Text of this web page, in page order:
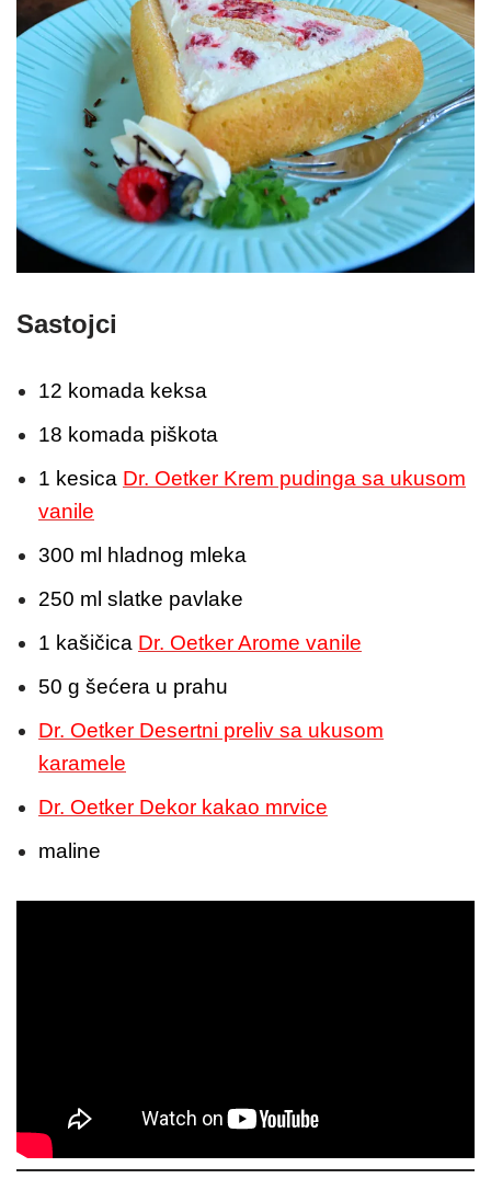
Sastojci
12 komada keksa
18 komada piškota
1 kesica Dr. Oetker Krem pudinga sa ukusom
vanile
300 ml hladnog mleka
250 ml slatke pavlake
1 kašičica Dr. Oetker Arome vanile
50 g šećera u prahu
Dr. Oetker Desertni preliv sa ukusom
karamele
Dr. Oetker Dekor kakao mrvice
maline